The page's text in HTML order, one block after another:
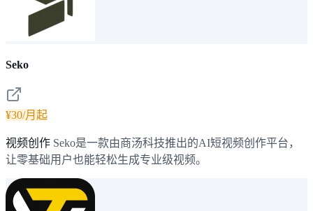
Seko
¥30/月起
视频创作 Seko是一款由商汤科技推出的AI短视频创作平台，
让零基础用户也能轻松生成专业级视频。